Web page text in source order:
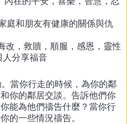
庭和朋友有健康的關係與仇
改，救贖，順服，感恩，靈性
人分享福音
當你行走的時候，為你的鄰
你的鄰居交談。告訴他們你
能為他們禱告什麼？當你行
的一些情況禱告。